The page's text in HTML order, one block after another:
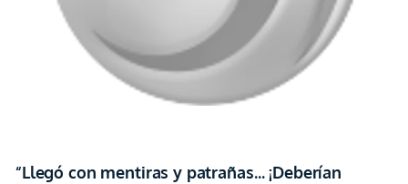
“Llegó con mentiras y patrañas… ¡Deberían